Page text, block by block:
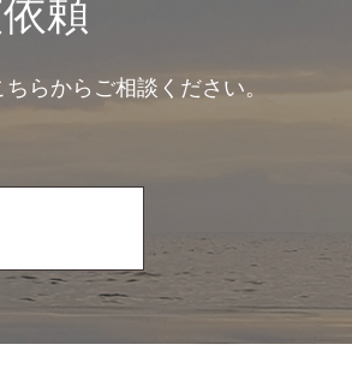
頼
らからご相談ください。